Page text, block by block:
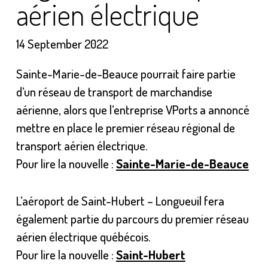
aérien électrique
14 September 2022
Sainte-Marie-de-Beauce pourrait faire partie
d’un réseau de transport de marchandise
aérienne, alors que l’entreprise VPorts a annoncé
mettre en place le premier réseau régional de
transport aérien électrique.
Pour lire la nouvelle :Sainte-Marie-de-Beauce
L’aéroport de Saint-Hubert – Longueuil fera
également partie du parcours du premier réseau
aérien électrique québécois.
Pour lire la nouvelle :Saint-Hubert